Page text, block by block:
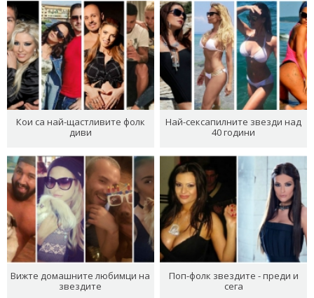
Кои са най-щастливите фолк
диви
Най-сексапилните звезди над
40 години
Вижте домашните любимци на
звездите
Поп-фолк звездите - преди и
сега